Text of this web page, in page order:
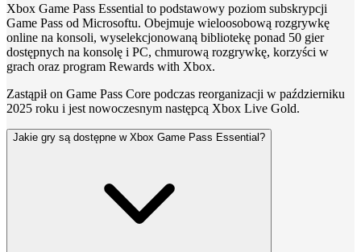
Xbox Game Pass Essential to podstawowy poziom subskrypcji
Game Pass od Microsoftu. Obejmuje wieloosobową rozgrywkę
online na konsoli, wyselekcjonowaną bibliotekę ponad 50 gier
dostępnych na konsolę i PC, chmurową rozgrywkę, korzyści w
grach oraz program Rewards with Xbox.
Zastąpił on Game Pass Core podczas reorganizacji w październiku
2025 roku i jest nowoczesnym następcą Xbox Live Gold.
Jakie gry są dostępne w Xbox Game Pass Essential?